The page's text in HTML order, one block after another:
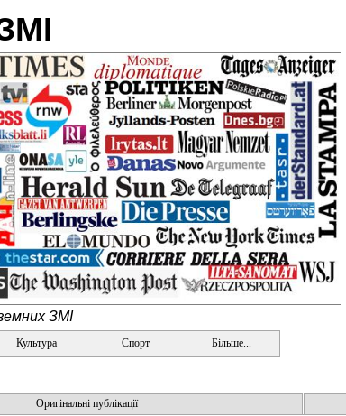
ЗМІ
Культура Спорт Більше...
Оригінальні публікації